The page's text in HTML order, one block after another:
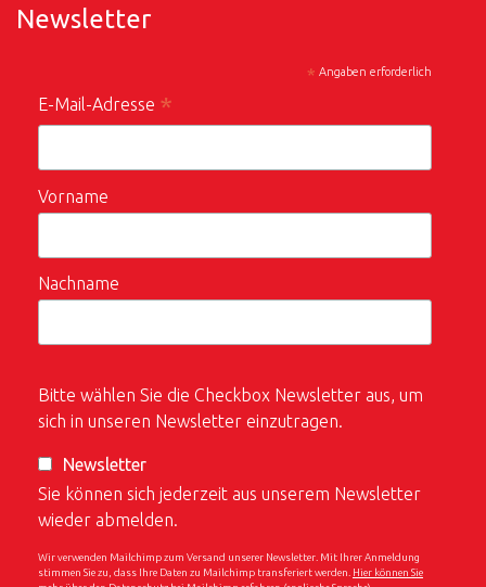
Newsletter
* Angaben erforderlich
E-Mail-Adresse *
Vorname
Nachname
Bitte wählen Sie die Checkbox Newsletter aus, um
sich in unseren Newsletter einzutragen.
Newsletter
Sie können sich jederzeit aus unserem Newsletter
wieder abmelden.
Wir verwenden Mailchimp zum Versand unserer Newsletter. Mit Ihrer Anmeldung
stimmen Sie zu, dass Ihre Daten zu Mailchimp transferiert werden. Hier können Sie